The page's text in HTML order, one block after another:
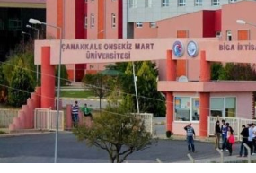
kahramanlığı 8 dilde anlatılıyor. Seyit
merminin topa yerleştirme
salonda, atılan top mermisinin Ocean
edilmesi de dev ekrana yansıtılıyor.
ÖNCE TOPLA VURULDU
Atatürk ve Çanakkale Savaşlarını